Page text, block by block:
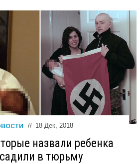
// 18 Дек, 2018
назвали ребенка
в тюрьму